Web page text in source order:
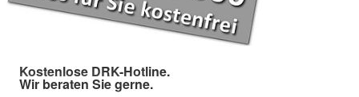
Kostenlose DRK-Hotline.
Wir beraten Sie gerne.